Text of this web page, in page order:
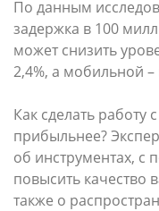
По данным
задержка в 100
может снизить
2,4%, а мобильной –
Как сделать работу
прибыльнее?
об инструментах,
повысить качество
также о